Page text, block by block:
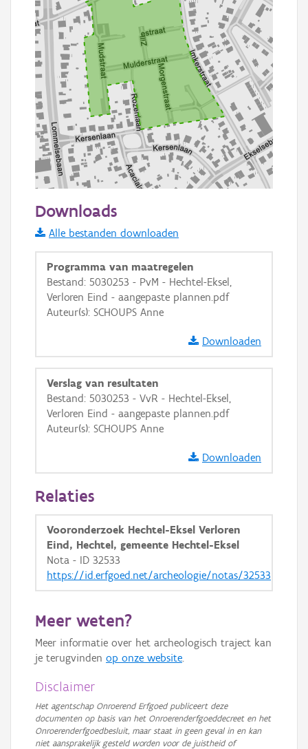
Informatie Vlaanderen
i
+ −
Basis Lagen
OSM-Basiskaart
GRB-Basiskaart
GRB-Basiskaart in grijswaarden
Downloads
Alle bestanden downloaden
Programma van maatregelen
Bestand: 5030253 - PvM - Hechtel-Eksel,
Verloren Eind - aangepaste plannen.pdf
Auteur(s): SCHOUPS Anne
Downloaden
Verslag van resultaten
Bestand: 5030253 - VvR - Hechtel-Eksel,
Verloren Eind - aangepaste plannen.pdf
Auteur(s): SCHOUPS Anne
Downloaden
Relaties
Vooronderzoek Hechtel-Eksel Verloren
Eind, Hechtel, gemeente Hechtel-Eksel
Nota - ID 32533
https://id.erfgoed.net/archeologie/notas/32533
Meer weten?
Meer informatie over het archeologisch traject kan
je terugvinden op onze website.
Disclaimer
Het agentschap Onroerend Erfgoed publiceert deze
documenten op basis van het Onroerenderfgoeddecreet en het
Onroerenderfgoedbesluit, maar staat in geen geval in en kan
niet aansprakelijk gesteld worden voor de juistheid of